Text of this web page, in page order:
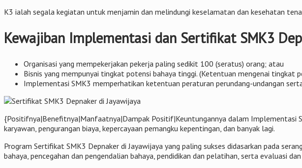
K3 ialah segala kegiatan untuk menjamin dan melindungi keselamatan dan kesehatan
Kewajiban Implementasi dan Sertifikat SMK3
Organisasi yang mempekerjakan pekerja paling sedikit 100 (seratus) orang; atau
Bisnis yang mempunyai tingkat potensi bahaya tinggi. (Ketentuan mengenai tingkat
Implementasi SMK3 memperhatikan ketentuan peraturan perundang-undangan
{Positifnya|Benefitnya|Manfaatnya|Dampak Positif|Keuntungannya dalam Implementasi
karyawan, pengurangan biaya, kepercayaan pemangku kepentingan, dan banyak lagi.
Program Sertifikat SMK3 Depnaker di Jayawijaya yang paling sukses didasarkan pada
bahaya, pencegahan dan pengendalian bahaya, pendidikan dan pelatihan, serta evaluasi